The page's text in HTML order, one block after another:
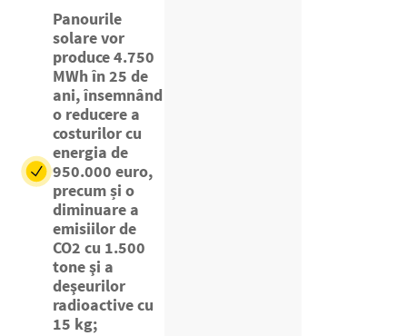
Panourile
solare vor
produce 4.750
MWh în 25 de
ani, însemnând
o reducere a
costurilor cu
energia de
950.000 euro,
precum și o
diminuare a
emisiilor de
CO2 cu 1.500
tone şi a
deşeurilor
radioactive cu
15 kg;